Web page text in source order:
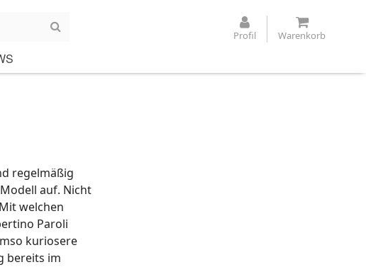
Profil Warenkorb
regelmäßig
auf. Nicht
welchen
Paroli
kuriosere
bereits im